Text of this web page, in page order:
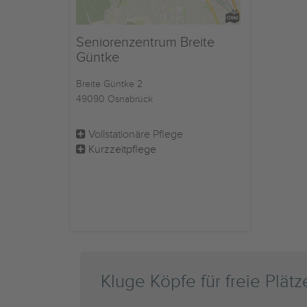
Seniorenzentrum Breite
Güntke
Breite Güntke 2
49090 Osnabrück
Vollstationäre Pflege
Kurzzeitpflege
Kluge Köpfe für freie